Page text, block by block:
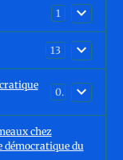
1
13
0
chez
démocratique du